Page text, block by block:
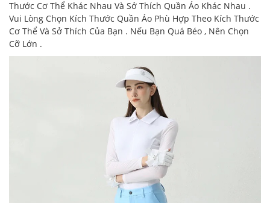
Thước Cơ Thể Khác Nhau Và Sở Thích Quần Áo Khác Nhau .
Vui Lòng Chọn Kích Thước Quần Áo Phù Hợp Theo Kích Thước
Cơ Thể Và Sở Thích Của Bạn . Nếu Bạn Quá Béo , Nên Chọn
Cỡ Lớn .